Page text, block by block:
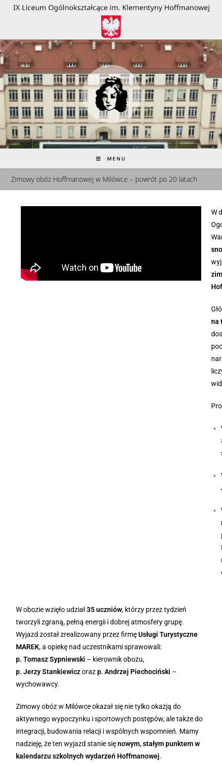
treści
MENU
Zimowy obóz Hoffmanowej w Milówce – powrót po 20 latach
W
na
W obozie wzięło udział35 uczniów, którzy przez tydzień
tworzyli zgraną, pełną energii i dobrej atmosfery grupę.
Wyjazd został zrealizowany przez firmęUsługi Turystyczne
MAREK, a opiekę nad uczestnikami sprawowali:
p. Tomasz Sypniewski – kierownik obozu,
p. Jerzy Stankiewiczorazp. Andrzej Piechociński –
wychowawcy.
Zimowy obóz w Milówce okazał się nie tylko okazją do
aktywnego wypoczynku i sportowych postępów, ale także do
integracji, budowania relacji i wspólnych wspomnień. Mamy
nadzieję, że ten wyjazd stanie sięnowym, stałym punktem w
kalendarzu szkolnych wydarzeń Hoffmanowej.